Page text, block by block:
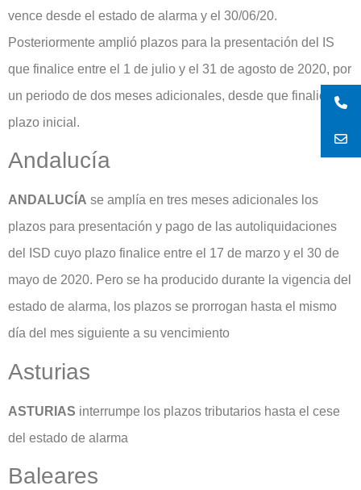
vence desde el estado de alarma y el 30/06/20.
Posteriormente amplió plazos para la presentación del IS
que finalice entre el 1 de julio y el 31 de agosto de 2020, por
un periodo de dos meses adicionales, desde que finalice el
plazo inicial.
Andalucía
ANDALUCÍA se amplía en tres meses adicionales los
plazos para presentación y pago de las autoliquidaciones
del ISD cuyo plazo finalice entre el 17 de marzo y el 30 de
mayo de 2020. Pero se ha producido durante la vigencia del
estado de alarma, los plazos se prorrogan hasta el mismo
día del mes siguiente a su vencimiento
Asturias
ASTURIAS interrumpe los plazos tributarios hasta el cese
del estado de alarma
Baleares